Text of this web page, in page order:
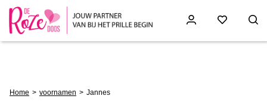
Home voornamen Jannes